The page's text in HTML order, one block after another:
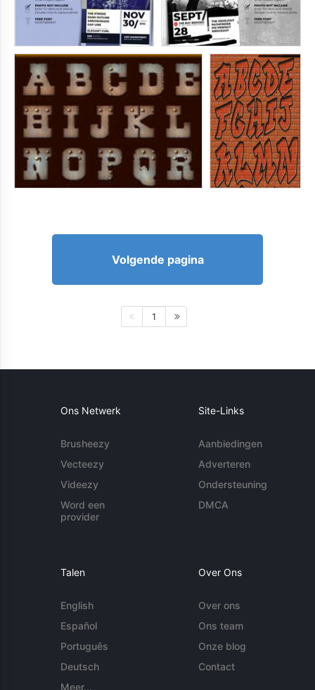
Volgende pagina
1
Ons Netwerk
Brusheezy
Vecteezy
Videezy
Word een
provider
Site-Links
Aanbiedingen
Adverteren
Ondersteuning
DMCA
Talen
English
Español
Português
Deutsch
Meer...
Over Ons
Over ons
Ons team
Onze blog
Contact